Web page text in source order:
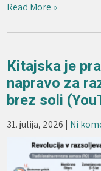
Read More »
Kitajska je
napravo za
brez soli
31. julija, 2026 | Ni